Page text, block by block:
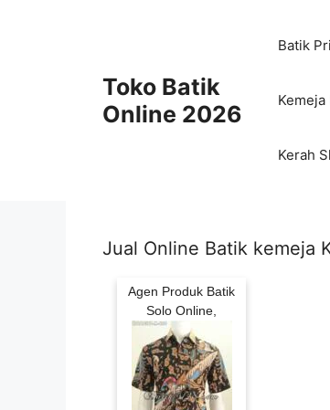
Toko Batik
Online 2026
Batik
Kerah
Jual Online Batik kemeja
Agen Produk Batik
Solo Online,